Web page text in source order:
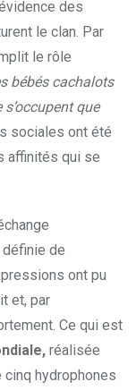
des
le clan. Par
le rôle
bébés cachalots
que
sociales ont été
affinités qui se
de
ont pu
et, par
Ce qui est
réalisée
hydrophones